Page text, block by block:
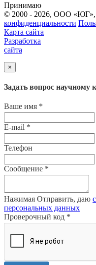
Принимаю
© 2000 - 2026, ООО «ЮГ»,
конфиденциальности
Карта сайта
Разработка
сайта
×
Задать вопрос научному
Ваше имя *
E-mail *
Телефон
Сообщение *
Нажимая Отправить, даю
персональных данных
Проверочный код *